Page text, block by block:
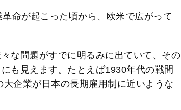
命が起こった頃から、欧米で広がって
な問題がすでに明るみに出ていて、その
も見えます。たとえば1930年代の戦間
企業が日本の長期雇用制に近いような